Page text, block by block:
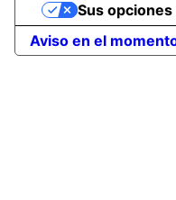
Aviso en el
Sus